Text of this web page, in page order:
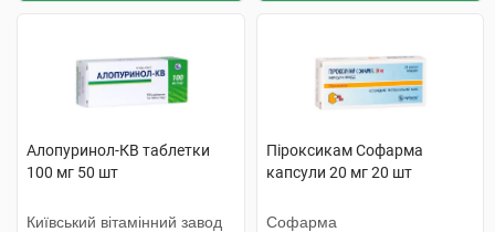
Алопуринол-КВ таблетки
100 мг 50 шт
Київський вітамінний завод
Піроксикам Софарма
капсули 20 мг 20 шт
Софарма